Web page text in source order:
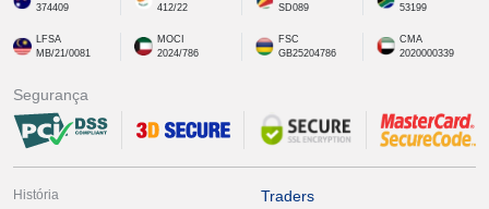
374409
412/22
SD089
53199
LFSA
MB/21/0081
MOCI
2024/786
FSC
GB25204786
CMA
2020000339
Segurança
História
Traders